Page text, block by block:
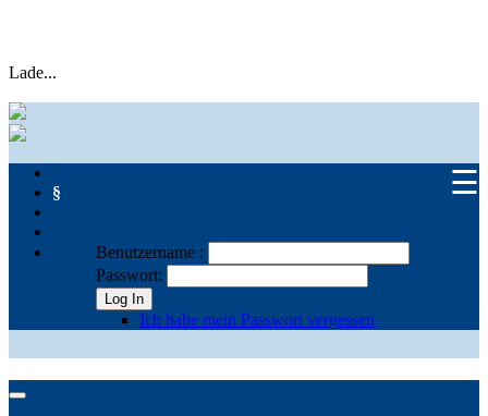
Lade...
☰
§
Benutzername :
Passwort:
Log In
Ich habe mein Passwort vergessen